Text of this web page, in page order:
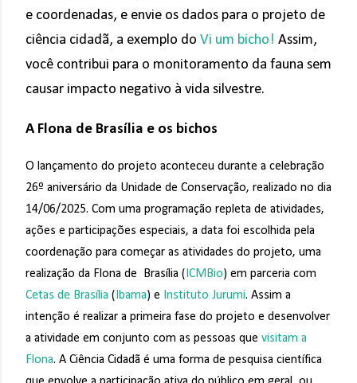
e coordenadas, e envie os dados para o projeto de
ciência cidadã, a exemplo do Vi um bicho! Assim,
você contribui para o monitoramento da fauna sem
causar impacto negativo à vida silvestre.
A Flona de Brasília e os bichos
O lançamento do projeto aconteceu durante a celebração
26º aniversário da Unidade de Conservação, realizado no dia
14/06/2025. Com uma programação repleta de atividades,
ações e participações especiais, a data foi escolhida pela
coordenação para começar as atividades do projeto, uma
realização da Flona de Brasília (ICMBio) em parceria com
Cetas de Brasília (Ibama) e Instituto Jurumi. Assim a
intenção é realizar a primeira fase do projeto e desenvolver
a atividade em conjunto com as pessoas que visitam a
Flona. A Ciência Cidadã é uma forma de pesquisa científica